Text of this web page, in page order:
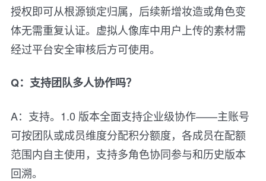
授权即可从根源锁定归属，后续新增妆造或角色变
体无需重复认证。虚拟人像库中用户上传的素材需
经过平台安全审核后方可使用。
Q：支持团队多人协作吗？
A：支持。1.0 版本全面支持企业级协作——主账号
可按团队或成员维度分配积分额度，各成员在配额
范围内自主使用，支持多角色协同参与和历史版本
回溯。